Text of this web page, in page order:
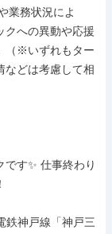
業務状況によ
クへの異動や応援
（※いずれもター
などは考慮して相
す✨ 仕事終わり
鉄神戸線「神戸三